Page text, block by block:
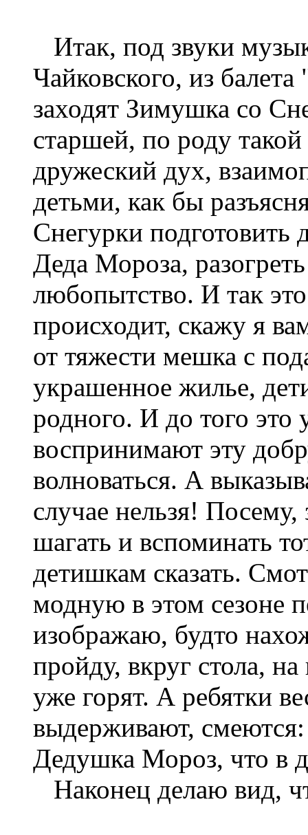
Итак, под звуки
Чайковского, из
заходят Зимушка со
старшей, по роду
дружеский дух,
детьми, как бы
Снегурки подготовить
Деда Мороза,
любопытство. И так
происходит, скажу я
от тяжести мешка с
украшенное жилье,
родного. И до того это
воспринимают эту
волноваться. А
случае нельзя!
шагать и вспоминать
детишкам сказать.
модную в этом сезоне
изображаю, будто
пройду, вкруг стола,
уже горят. А ребятки
выдерживают,
Дедушка Мороз, что в
Наконец делаю вид,